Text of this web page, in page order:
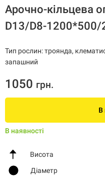
Арочно-кільцева
D13/D8-1200*500/
Тип рослин: троянда,
запашний
1050 грн.
В
В наявності
Висота
Діаметр